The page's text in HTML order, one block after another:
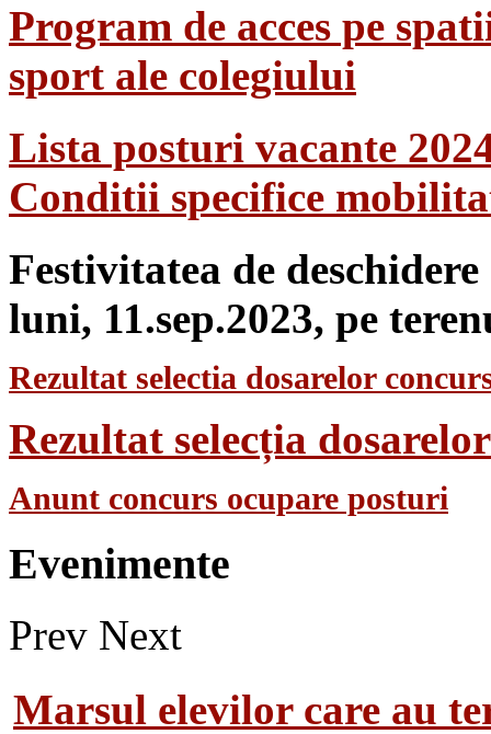
Program de acces pe
sport ale colegiului
Lista posturi vacante
Conditii specifice
Festivitatea de
luni, 11.sep.2023, pe
Rezultat selectia dosarelor
Rezultat selecția
Anunt concurs ocupare posturi
Evenimente
Prev Next
Marsul elevilor care au